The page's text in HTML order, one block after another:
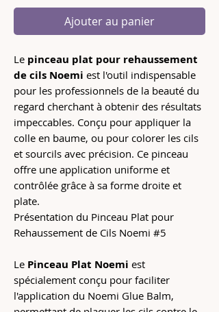
Ajouter au panier
Le pinceau plat pour rehaussement
de cils Noemi est l'outil indispensable
pour les professionnels de la beauté du
regard cherchant à obtenir des résultats
impeccables. Conçu pour appliquer la
colle en baume, ou pour colorer les cils
et sourcils avec précision. Ce pinceau
offre une application uniforme et
contrôlée grâce à sa forme droite et
plate.
Présentation du Pinceau Plat pour
Rehaussement de Cils Noemi #5
Le Pinceau Plat Noemi est
spécialement conçu pour faciliter
l'application du Noemi Glue Balm,